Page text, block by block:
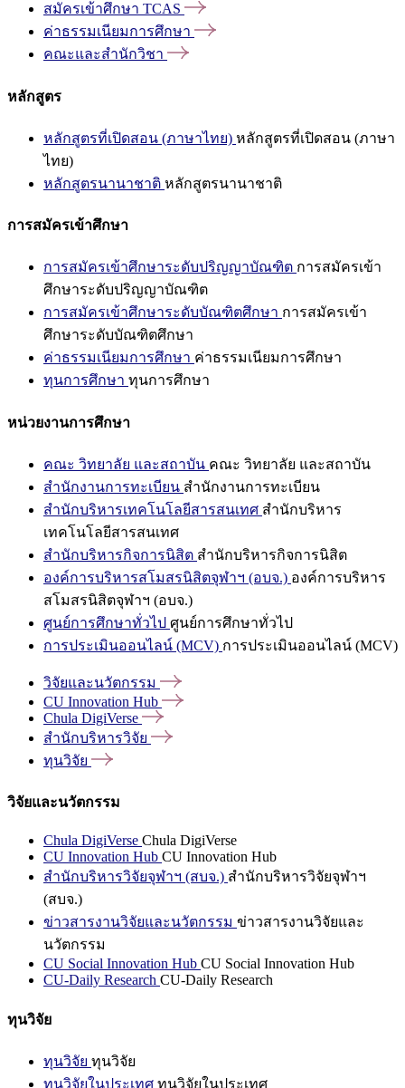
สมัครเข้าศึกษา TCAS
ค่าธรรมเนียมการศึกษา
คณะและสำนักวิชา
หลักสูตร
หลักสูตรที่เปิดสอน (ภาษาไทย) หลักสูตรที่เปิดสอน (ภาษา
ไทย)
หลักสูตรนานาชาติ หลักสูตรนานาชาติ
การสมัครเข้าศึกษา
การสมัครเข้าศึกษาระดับปริญญาบัณฑิต การสมัครเข้า
ศึกษาระดับปริญญาบัณฑิต
การสมัครเข้าศึกษาระดับบัณฑิตศึกษา การสมัครเข้า
ศึกษาระดับบัณฑิตศึกษา
ค่าธรรมเนียมการศึกษา ค่าธรรมเนียมการศึกษา
ทุนการศึกษา ทุนการศึกษา
หน่วยงานการศึกษา
คณะ วิทยาลัย และสถาบัน คณะ วิทยาลัย และสถาบัน
สำนักงานการทะเบียน สำนักงานการทะเบียน
สำนักบริหารเทคโนโลยีสารสนเทศ สำนักบริหาร
เทคโนโลยีสารสนเทศ
สำนักบริหารกิจการนิสิต สำนักบริหารกิจการนิสิต
องค์การบริหารสโมสรนิสิตจุฬาฯ (อบจ.) องค์การบริหาร
สโมสรนิสิตจุฬาฯ (อบจ.)
ศูนย์การศึกษาทั่วไป ศูนย์การศึกษาทั่วไป
การประเมินออนไลน์ (MCV) การประเมินออนไลน์ (MCV)
วิจัยและนวัตกรรม
CU Innovation Hub
Chula DigiVerse
สำนักบริหารวิจัย
ทุนวิจัย
วิจัยและนวัตกรรม
Chula DigiVerse Chula DigiVerse
CU Innovation Hub CU Innovation Hub
สำนักบริหารวิจัยจุฬาฯ (สบจ.) สำนักบริหารวิจัยจุฬาฯ
(สบจ.)
ข่าวสารงานวิจัยและนวัตกรรม ข่าวสารงานวิจัยและ
นวัตกรรม
CU Social Innovation Hub CU Social Innovation Hub
CU-Daily Research CU-Daily Research
ทุนวิจัย
ทุนวิจัย ทุนวิจัย
ทุนวิจัยในประเทศ ทุนวิจัยในประเทศ